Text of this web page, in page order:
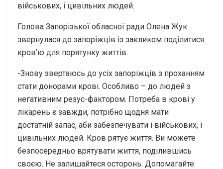
військових, і цивільних людей.
Голова Запорізької обласної ради Олена Жук
звернулася до запоріжців із закликом поділитися
кров’ю для порятунку життів:
-Знову звертаюсь до усіх запоріжців з проханням
стати донорами крові. Особливо – до людей з
негативним резус-фактором. Потреба в крові у
лікарень є завжди, потрібно щодня мати
достатній запас, аби забезпечувати і військових, і
цивільних людей. Кров рятує життя. Ви можете
безпосередньо врятувати життя, поділившись
своєю. Не залишайтеся осторонь. Допомагайте.